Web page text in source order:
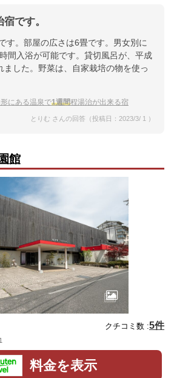
です。
す。部屋の広さは6畳です。男女別に
間入浴が可能です。貸切風呂が、平成
ました。野菜は、自家栽培の物を使っ
形にある温泉で1週間程湯治が出来る宿
とりむ さんの回答（投稿日：2023/3/ 1 ）
館
クチコミ数 :5件
料金を表示